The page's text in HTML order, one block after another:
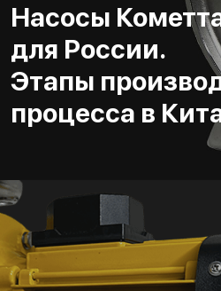
Насосы
для России.
Этапы
процесса в